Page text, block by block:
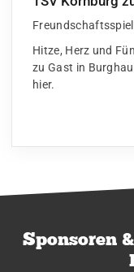
Hitze, Herz und
zu Gast in
hier.
Sponsoren